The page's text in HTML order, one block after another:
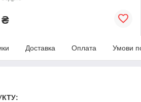
₴
Доставка Оплата Умови